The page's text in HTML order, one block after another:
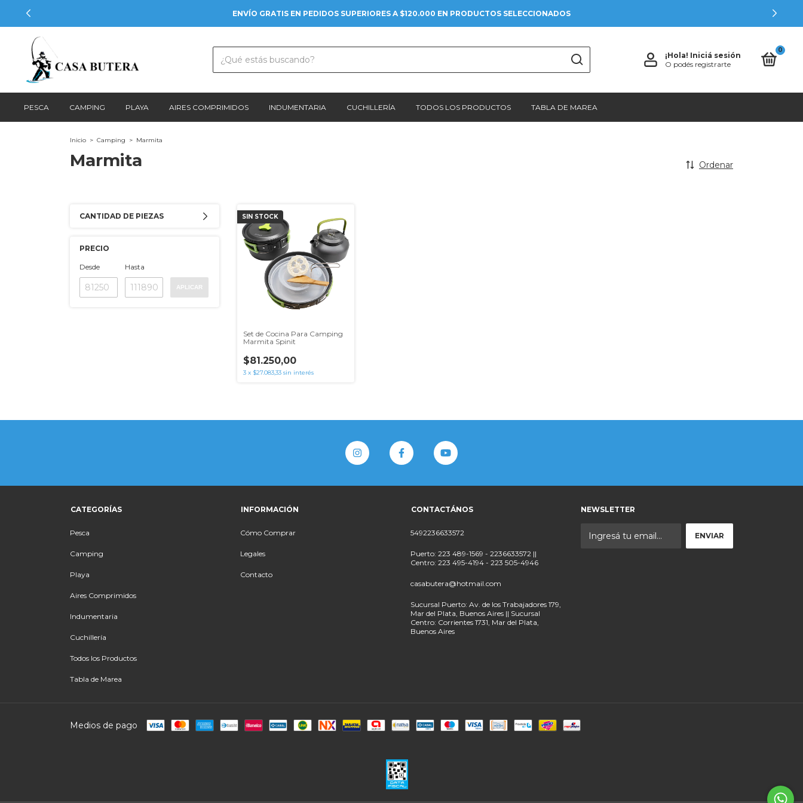
ENVÍO GRATIS EN PEDIDOS SUPERIORES A $120.000 EN PRODUCTOS SELECCIONADOS
¡Hola! Iniciá sesión
O podés registrarte
0
PESCA CAMPING PLAYA AIRES COMPRIMIDOS INDUMENTARIA CUCHILLERÍA TODOS LOS PRODUCTOS TABLA DE MAREA
Inicio > Camping > Marmita
Marmita Ordenar
CANTIDAD DE PIEZAS
PRECIO
Desde Hasta
APLICAR
SIN STOCK
Set de Cocina Para Camping
Marmita Spinit
$81.250,00
3 x $27.083,33 sin interés
CATEGORÍAS
Pesca
Camping
Playa
Aires Comprimidos
Indumentaria
Cuchillería
Todos los Productos
Tabla de Marea
INFORMACIÓN
Cómo Comprar
Legales
Contacto
CONTACTÁNOS
5492236633572
Puerto: 223 489-1569 - 2236633572 ||
Centro: 223 495-4194 - 223 505-4946
casabutera@hotmail.com
Sucursal Puerto: Av. de los Trabajadores 179,
Mar del Plata, Buenos Aires || Sucursal
Centro: Corrientes 1731, Mar del Plata,
Buenos Aires
NEWSLETTER
Medios de pago